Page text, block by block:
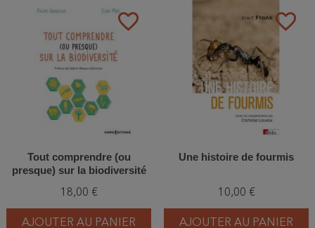
favorite_border
Tout comprendre (ou
presque) sur la biodiversité
18,00 €
AJOUTER AU PANIER
favorite_border
Une histoire de fourmis
10,00 €
AJOUTER AU PANIER